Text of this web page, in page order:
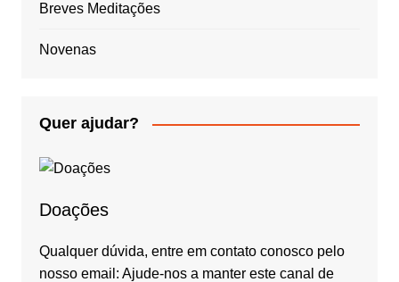
Breves Meditações
Novenas
Quer ajudar?
Doações
Qualquer dúvida, entre em contato conosco pelo
nosso email: Ajude-nos a manter este canal de